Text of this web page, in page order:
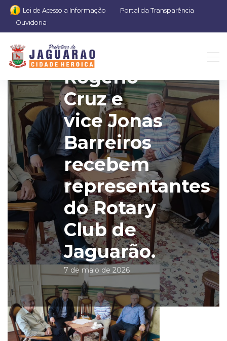
Lei de Acesso a Informação
Portal da Transparência
Ouvidoria
Prefeito
Rogério
Cruz e
vice Jonas
Barreiros
recebem
representantes
do Rotary
Club de
Jaguarão.
7 de maio de 2026